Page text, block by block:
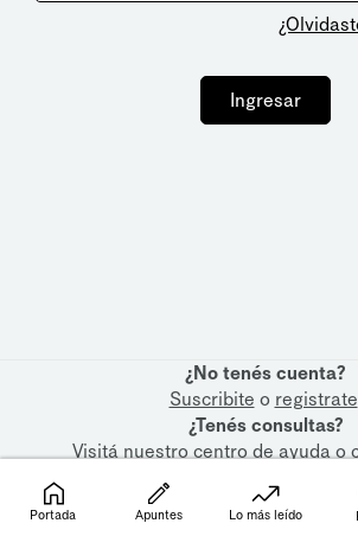
Ingresar
¿No tenés cuenta?
Suscribite o registrate
¿Tenés consultas?
Visitá nuestrocentro de ayudao
Portada Apuntes Lo más leído